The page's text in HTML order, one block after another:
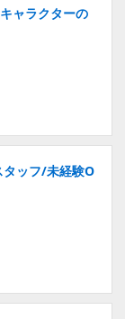
ャラクターの
タッフ/未経験O